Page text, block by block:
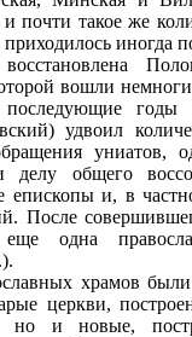
почти такое же
иногда
вошли
годы
удвоил
униатов,
делу общего
епис­копы и, в
После
еще одна
храмов
церкви,
но и новые,